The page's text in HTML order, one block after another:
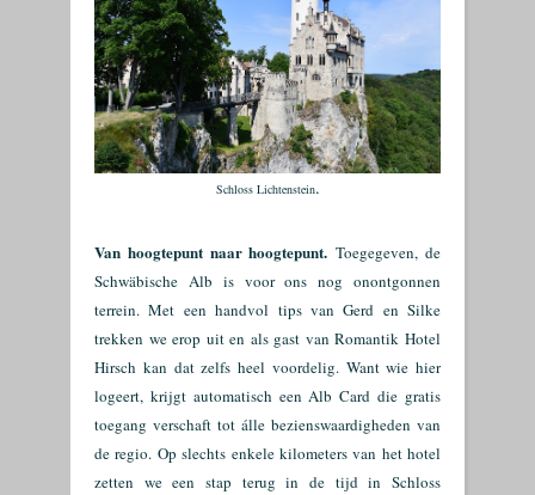
Schloss Lichtenstein.
Van hoogtepunt naar hoogtepunt. Toegegeven, de
Schwäbische Alb is voor ons nog onontgonnen
terrein. Met een handvol tips van Gerd en Silke
trekken we erop uit en als gast van Romantik Hotel
Hirsch kan dat zelfs heel voordelig. Want wie hier
logeert, krijgt automatisch een Alb Card die gratis
toegang verschaft tot álle bezienswaardigheden van
de regio. Op slechts enkele kilometers van het hotel
zetten we een stap terug in de tijd in Schloss